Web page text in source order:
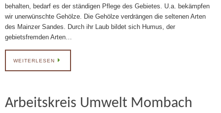
behalten, bedarf es der ständigen Pflege des Gebietes. U.a. bekämpfen
wir unerwünschte Gehölze. Die Gehölze verdrängen die seltenen Arten
des Mainzer Sandes. Durch ihr Laub bildet sich Humus, der
gebietsfremden Arten…
WEITERLESEN
Arbeitskreis Umwelt Mombach